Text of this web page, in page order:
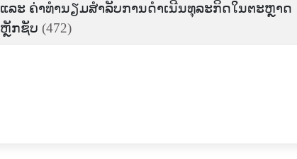
ແລະ ຄ່າທຳນຽມສໍາລັບການດຳເນີນທຸລະກິດໃນຕະຫຼາດ
ຫຼັກຊັບ (472)